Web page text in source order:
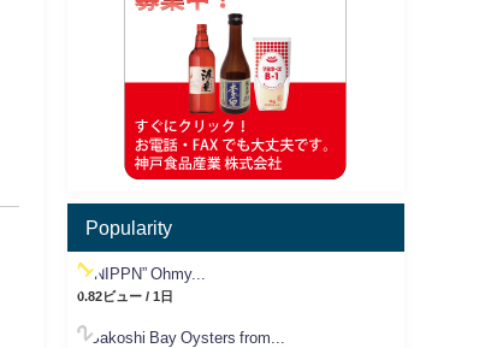
Popularity
“NIPPN” Ohmy...
0.82ビュー / 1日
Sakoshi Bay Oysters from...